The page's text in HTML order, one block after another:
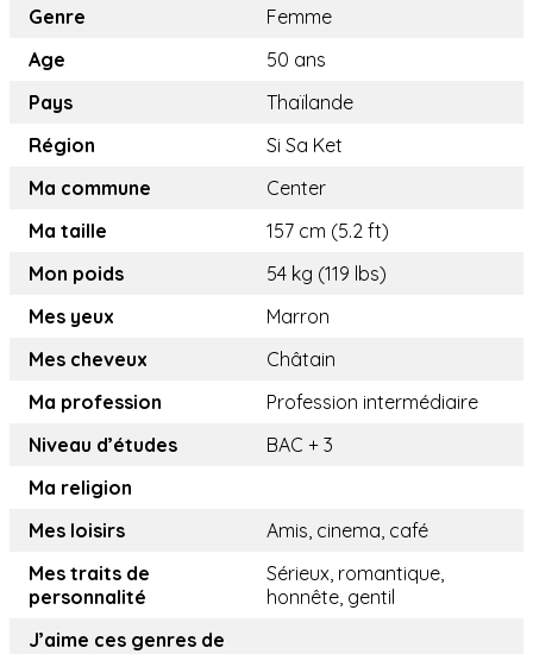
Genre
Femme
Age
50 ans
Pays
Thaïlande
Région
Si Sa Ket
Ma commune
Center
Ma taille
157 cm (5.2 ft)
Mon poids
54 kg (119 lbs)
Mes yeux
Marron
Mes cheveux
Châtain
Ma profession
Profession intermédiaire
Niveau d’études
BAC + 3
Ma religion
Mes loisirs
Amis, cinema, café
Mes traits de
personnalité
Sérieux, romantique,
honnête, gentil
J’aime ces genres de